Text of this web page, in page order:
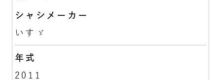
シャシメーカー
いすゞ
年式
2011